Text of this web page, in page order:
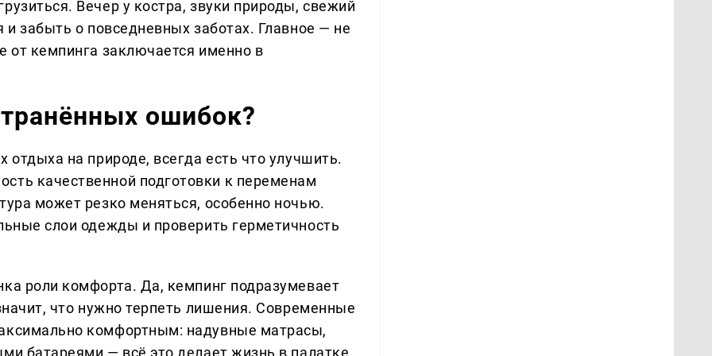
Вечер у костра, звуки природы, свежий
и забыть о повседневных заботах. Главное — не
от кемпинга заключается именно в
ошибок?
на природе, всегда есть что улучшить.
качественной подготовки к переменам
может резко меняться, особенно ночью.
слои одежды и проверить герметичность
роли комфорта. Да, кемпинг подразумевает
что нужно терпеть лишения. Современные
комфортным: надувные матрасы,
батареями — всё это делает жизнь в палатке